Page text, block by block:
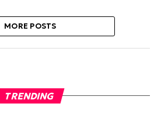
MORE POSTS
TRENDING